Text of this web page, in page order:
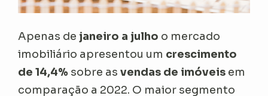
Apenas de janeiro a julho o mercado
imobiliário apresentou um crescimento
de 14,4% sobre asvendas de imóveis em
comparação a 2022. O maior segmento